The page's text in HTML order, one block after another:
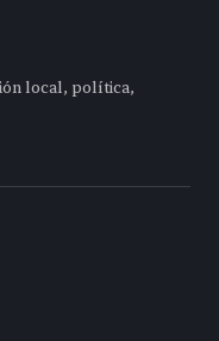
local, política,